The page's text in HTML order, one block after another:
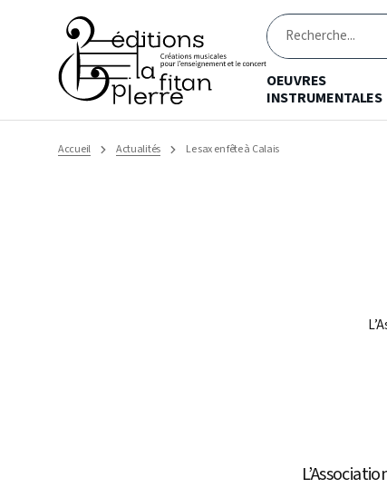
Recherche
OEUVRES
INSTRUMENTALES
Accueil Actualités Le sax en fête à Calais